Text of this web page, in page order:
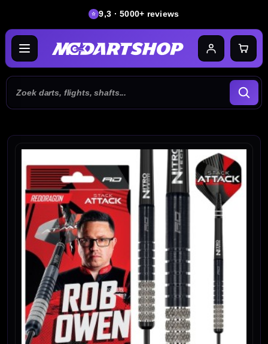
9,3 · 5000+ reviews